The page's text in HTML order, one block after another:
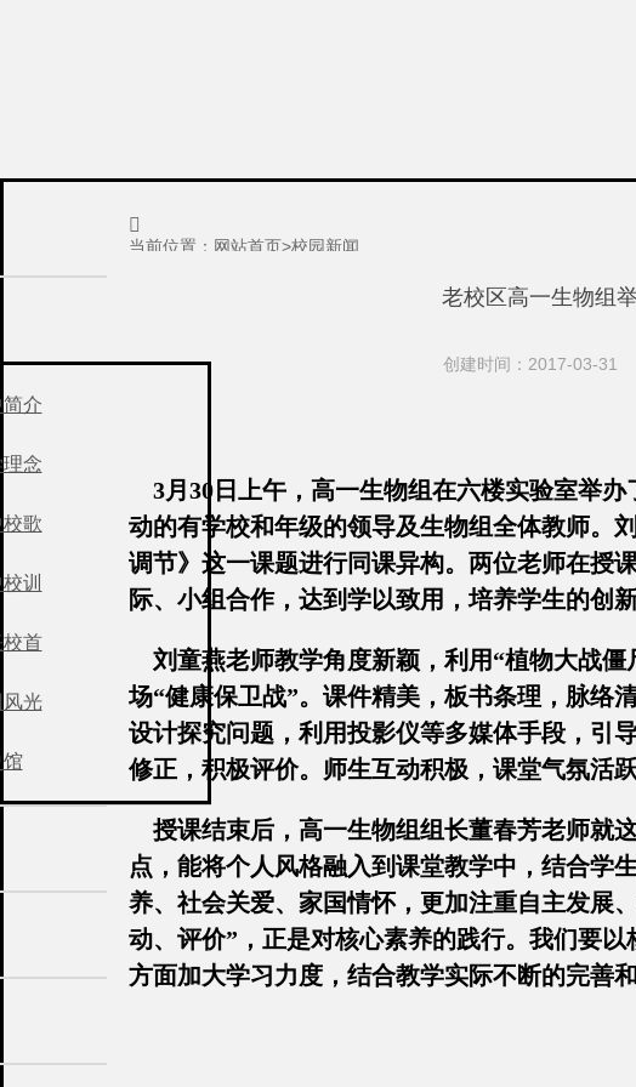
老校区高一生物组
创建时间：2017-03-31
3月30日上午，高一生物组在六楼实验室举
动的有学校和年级的领导及生物组全体教师。
调节》这一课题进行同课异构。两位老师在授
际、小组合作，达到学以致用，培养学生的创
刘童燕老师教学角度新颖，利用“植物大战僵
场“健康保卫战”。课件精美，板书条理，脉络
设计探究问题，利用投影仪等多媒体手段，引
修正，积极评价。师生互动积极，课堂气氛活
授课结束后，高一生物组组长董春芳老师就
点，能将个人风格融入到课堂教学中，结合学
养、社会关爱、家国情怀，更加注重自主发展
动、评价”，正是对核心素养的践行。我们要
方面加大学习力度，结合教学实际不断的完善

当前位置： 网站首页>校园新闻
介
念
歌
训
首
光